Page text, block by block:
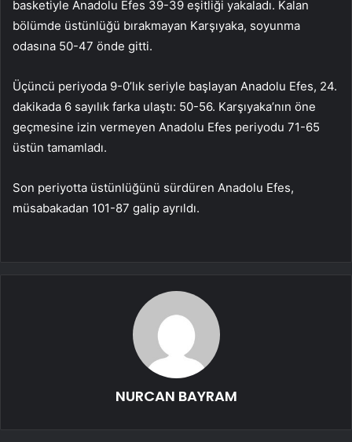
basketiyle Anadolu Efes 39-39 eşitliği yakaladı. Kalan
bölümde üstünlüğü bırakmayan Karşıyaka, soyunma
odasına 50-47 önde gitti.
Üçüncü periyoda 9-0’lık seriyle başlayan Anadolu Efes, 24.
dakikada 6 sayılık farka ulaştı: 50-56. Karşıyaka’nın öne
geçmesine izin vermeyen Anadolu Efes periyodu 71-65
üstün tamamladı.
Son periyotta üstünlüğünü sürdüren Anadolu Efes,
müsabakadan 101-87 galip ayrıldı.
NURCAN BAYRAM